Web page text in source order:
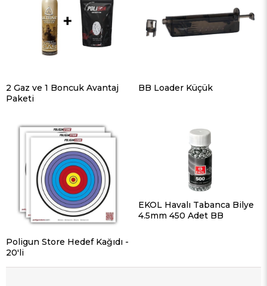
2 Gaz ve 1 Boncuk Avantaj
Paketi
BB Loader Küçük
Poligun Store Hedef Kağıdı -
20'li
EKOL Havalı Tabanca Bilye
4.5mm 450 Adet BB